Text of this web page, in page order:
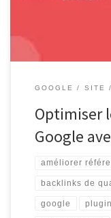
GOOGLE SITE
Optimiser
Google
améliorer
backlinks de
google